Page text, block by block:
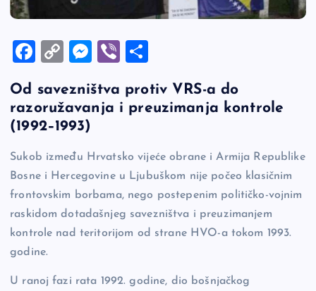
F
c
e
o
o
k
C
p
y
n
k
M
se
n
er
Vi
er ar
e
Od savezništva protiv VRS-a do
razoružavanja i preuzimanja kontrole
(1992–1993)
Sukob između Hrvatsko vijeće obrane i Armija Republike
Bosne i Hercegovine u Ljubuškom nije počeo klasičnim
frontovskim borbama, nego postepenim političko-vojnim
raskidom dotadašnjeg savezništva i preuzimanjem
kontrole nad teritorijom od strane HVO-a tokom 1993.
godine.
U ranoj fazi rata 1992. godine, dio bošnjačkog